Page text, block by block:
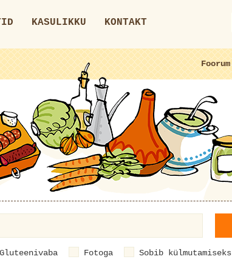
KASULIKKU KONTAKT
Foorum
Gluteenivaba Fotoga Sobib külmutamiseks